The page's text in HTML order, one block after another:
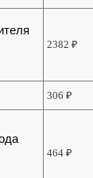
2382₽
306₽
464₽